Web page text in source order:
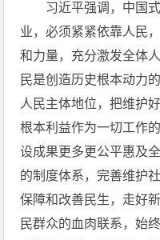
习近平强调，中国
业，必须紧紧依靠人民
和力量，充分激发全体
民是创造历史根本动力
人民主体地位，把维护
根本利益作为一切工作
设成果更多更公平惠及
的制度体系，完善维护
保障和改善民生，走好
民群众的血肉联系，始